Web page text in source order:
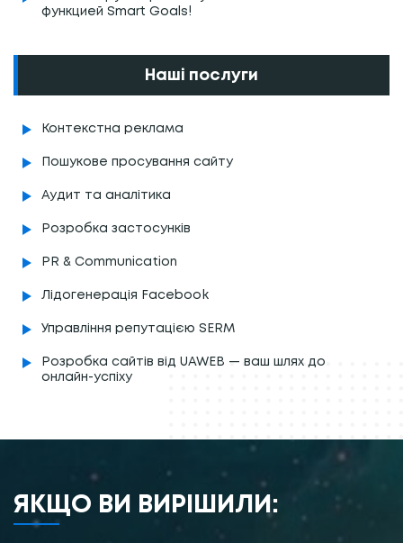
функцией Smart Goals!
Наші послуги
Контекстна реклама
Пошукове просування сайту
Аудит та аналітика
Розробка застосунків
PR & Communication
Лідогенерація Facebook
Управління репутацією SERM
Розробка сайтів від UAWEB — ваш шлях до
онлайн-успіху
ЯКЩО ВИ ВИРІШИЛИ: